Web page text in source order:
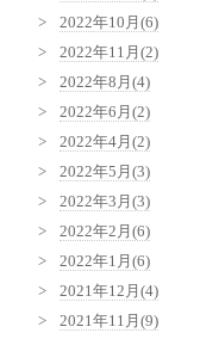
2022年10月(6)
2022年11月(2)
2022年8月(4)
2022年6月(2)
2022年4月(2)
2022年5月(3)
2022年3月(3)
2022年2月(6)
2022年1月(6)
2021年12月(4)
2021年11月(9)